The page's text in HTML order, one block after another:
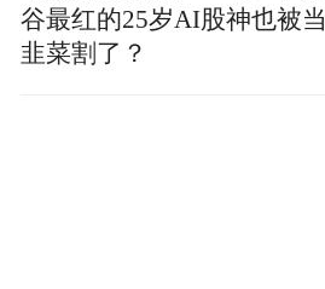
谷最红的25岁AI股神也被当
韭菜割了？